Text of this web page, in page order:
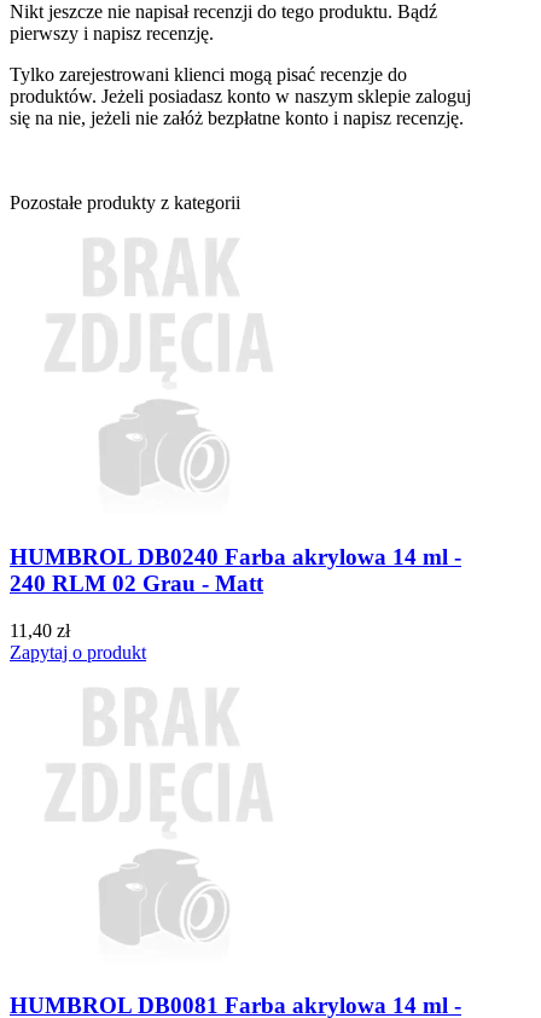
Nikt jeszcze nie napisał recenzji do tego produktu. Bądź
pierwszy i napisz recenzję.
Tylko zarejestrowani klienci mogą pisać recenzje do
produktów. Jeżeli posiadasz konto w naszym sklepie zaloguj
się na nie, jeżeli nie załóż bezpłatne konto i napisz recenzję.
Pozostałe produkty z kategorii
HUMBROL DB0240 Farba akrylowa 14 ml -
240 RLM 02 Grau - Matt
11,40 zł
Zapytaj o produkt
HUMBROL DB0081 Farba akrylowa 14 ml -